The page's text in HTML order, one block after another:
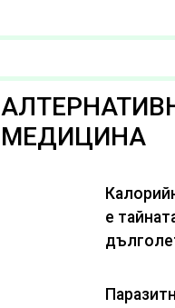
след
рака
МЕДИЦИНА
е